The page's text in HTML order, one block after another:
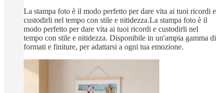
La stampa foto è il modo perfetto per dare vita ai tuoi ricordi e
custodirli nel tempo con stile e nitidezza.La stampa foto è il
modo perfetto per dare vita ai tuoi ricordi e custodirli nel
tempo con stile e nitidezza. Disponibile in un'ampia gamma di
formati e finiture, per adattarsi a ogni tua emozione.